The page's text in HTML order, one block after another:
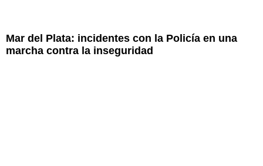
Mar del Plata: incidentes con la Policía en una
marcha contra la inseguridad